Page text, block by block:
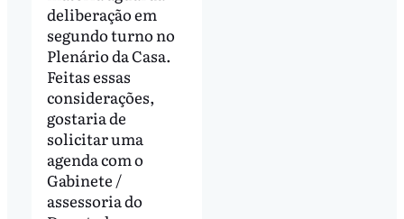
deliberação em
segundo turno no
Plenário da Casa.
Feitas essas
considerações,
gostaria de
solicitar uma
agenda com o
Gabinete /
assessoria do